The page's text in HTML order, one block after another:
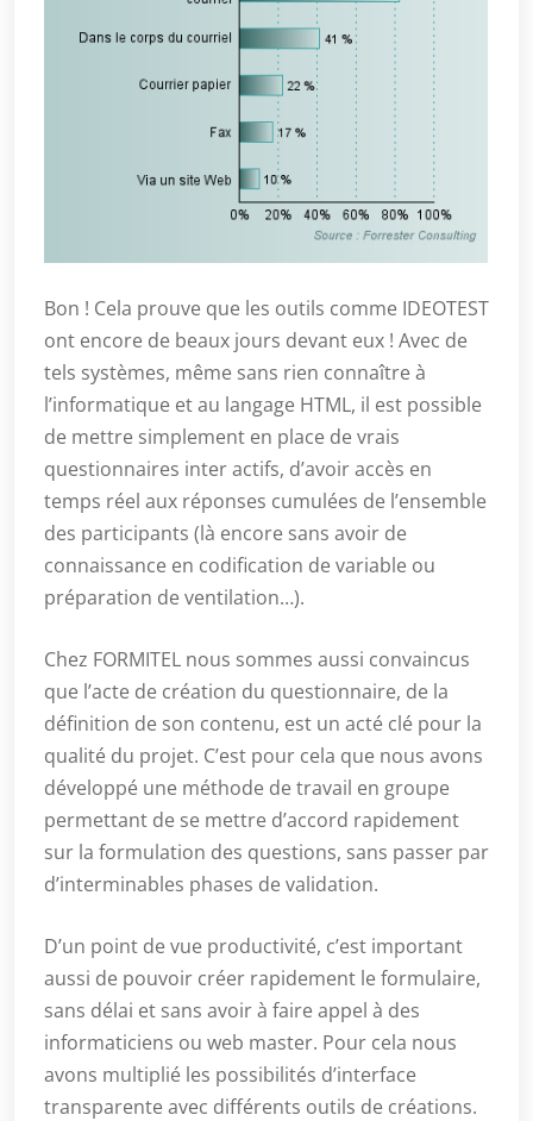
Bon ! Cela prouve que les outils comme IDEOTEST
ont encore de beaux jours devant eux ! Avec de
tels systèmes, même sans rien connaître à
l’informatique et au langage HTML, il est possible
de mettre simplement en place de vrais
questionnaires inter actifs, d’avoir accès en
temps réel aux réponses cumulées de l’ensemble
des participants (là encore sans avoir de
connaissance en codification de variable ou
préparation de ventilation…).
Chez FORMITEL nous sommes aussi convaincus
que l’acte de création du questionnaire, de la
définition de son contenu, est un acté clé pour la
qualité du projet. C’est pour cela que nous avons
développé une méthode de travail en groupe
permettant de se mettre d’accord rapidement
sur la formulation des questions, sans passer par
d’interminables phases de validation.
D’un point de vue productivité, c’est important
aussi de pouvoir créer rapidement le formulaire,
sans délai et sans avoir à faire appel à des
informaticiens ou web master. Pour cela nous
avons multiplié les possibilités d’interface
transparente avec différents outils de créations.